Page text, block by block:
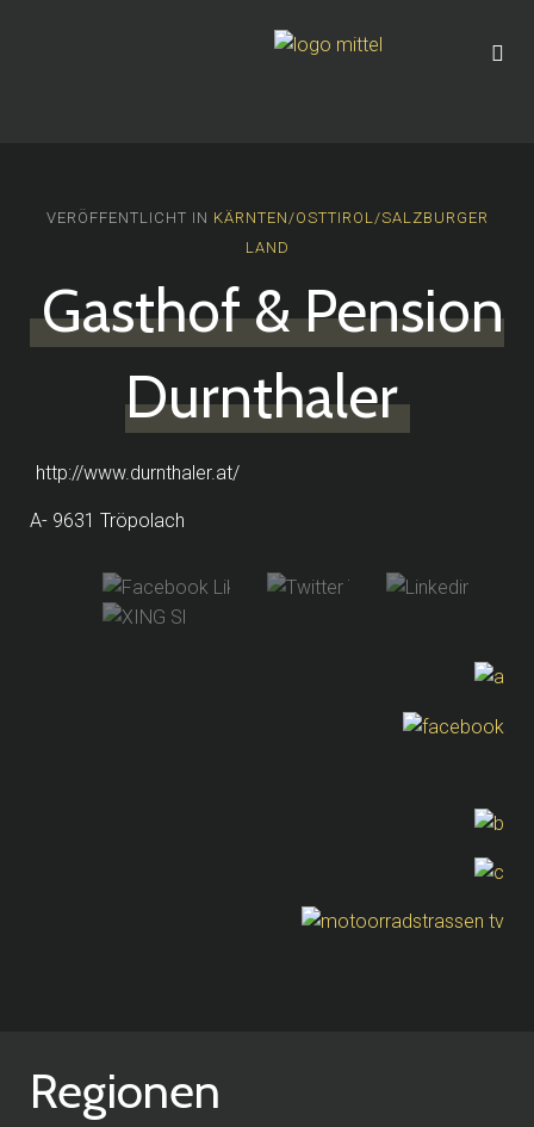
VERÖFFENTLICHT IN KÄRNTEN/OSTTIROL/SALZBURGER
LAND
Gasthof & Pension
Durnthaler
http://www.durnthaler.at/
A- 9631 Tröpolach
Regionen